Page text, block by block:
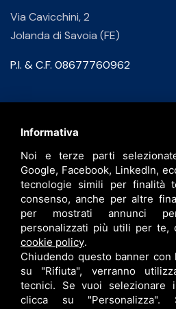
Via Cavicchini, 2
Jolanda di Savoia (FE)
P.I. & C.F. 08677760962
info@bfspa.it
+39 0532 836102
Lavora con noi
Informativa
Noi e terze parti
Google, Facebook, LinkedIn,
tecnologie simili per finalità
consenso, anche per altre
per mostrati annunci
personalizzati più utili per te,
cookie policy.
Chiudendo questo banner
su "Rifiuta", verranno
tecnici. Se vuoi selezionare
clicca su "Personalizza".